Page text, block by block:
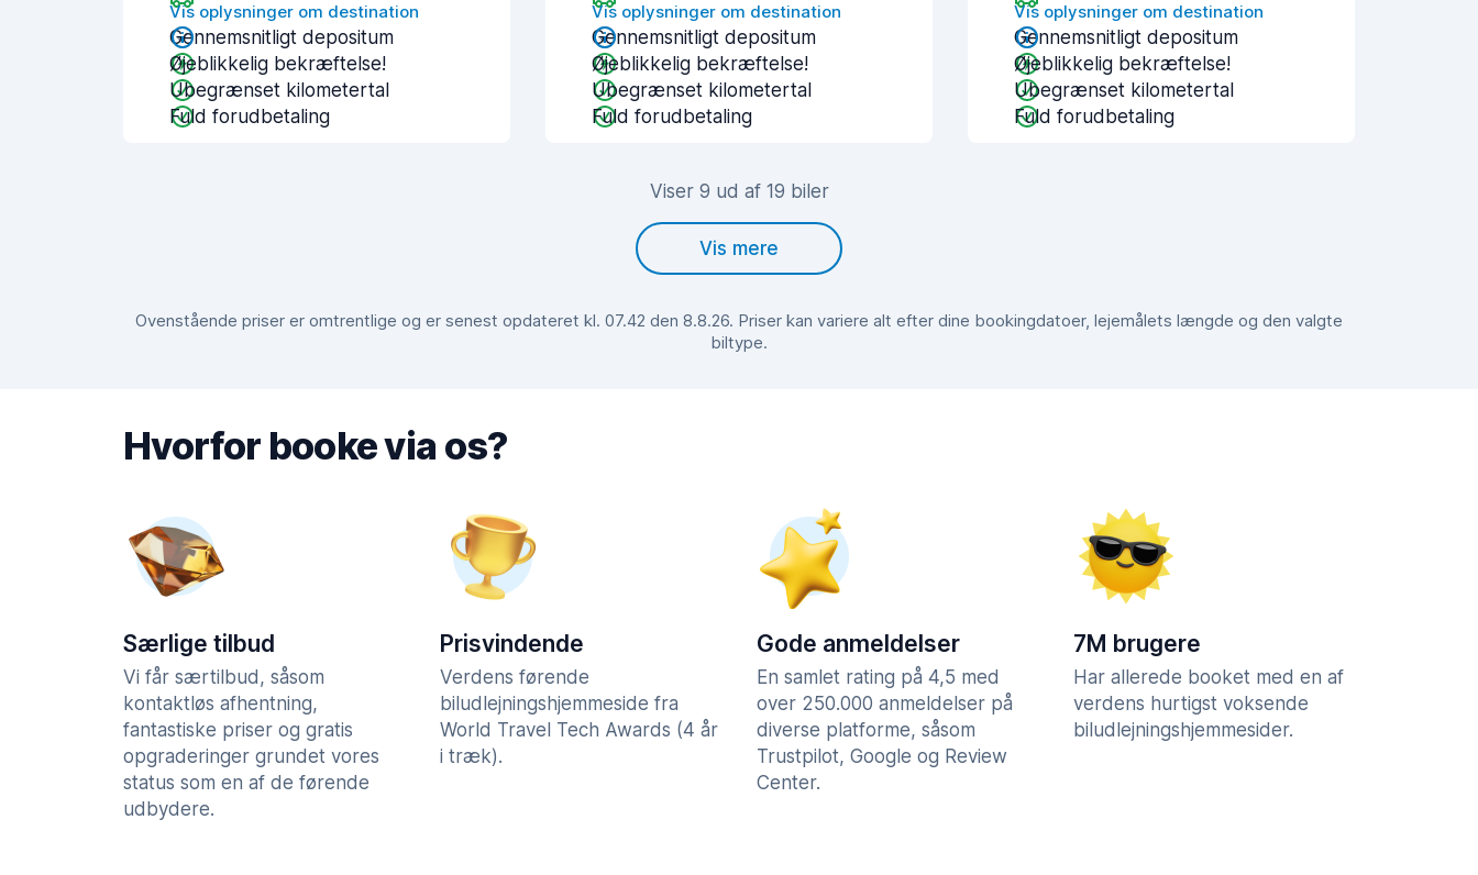
Vis oplysninger om destination
Gennemsnitligt depositum
Øjeblikkelig bekræftelse!
Ubegrænset kilometertal
Fuld forudbetaling
Vis oplysninger om destination
Gennemsnitligt depositum
Øjeblikkelig bekræftelse!
Ubegrænset kilometertal
Fuld forudbetaling
Vis oplysninger om destination
Gennemsnitligt depositum
Øjeblikkelig bekræftelse!
Ubegrænset kilometertal
Fuld forudbetaling
Viser 9 ud af 19 biler
Vis mere
Ovenstående priser er omtrentlige og er senest opdateret kl. 07.42 den 8.8.26. Priser kan variere alt efter dine bookingdatoer, lejemålets længde og den valgte
biltype.
Hvorfor booke via os?
Særlige tilbud
Vi får særtilbud, såsom
kontaktløs afhentning,
fantastiske priser og gratis
opgraderinger grundet vores
status som en af de førende
udbydere.
Prisvindende
Verdens førende
biludlejningshjemmeside fra
World Travel Tech Awards (4 år
i træk).
Gode anmeldelser
En samlet rating på 4,5 med
over 250.000 anmeldelser på
diverse platforme, såsom
Trustpilot, Google og Review
Center.
7M brugere
Har allerede booket med en af
verdens hurtigst voksende
biludlejningshjemmesider.